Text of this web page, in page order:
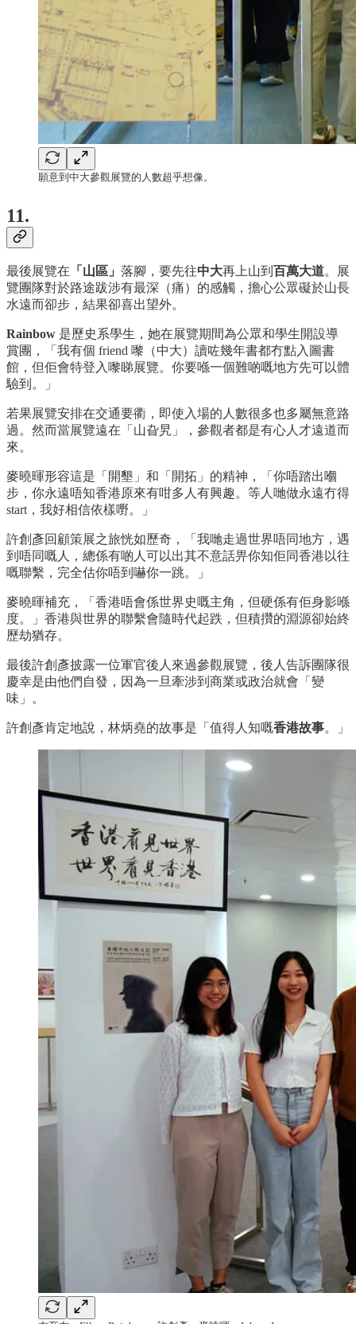
願意到中大參觀展覽的人數超乎想像。
11.
最後展覽在 「山區」 落腳，要先往中大再上山到 百萬大道。展
覽團隊對於路途跋涉有最深（痛）的感觸，擔心公眾礙於山長
水遠而卻步，結果卻喜出望外。
Rainbow 是歷史系學生，她在展覽期間為公眾和學生開設導
賞團，「我有個 friend 嚟（中大）讀咗幾年書都冇點入圖書
館，但佢會特登入嚟睇展覽。你要喺一個難啲嘅地方先可以體
驗到。」
若果展覽安排在交通要衢，即使入場的人數很多也多屬無意路
過。然而當展覽遠在「山旮旯」，參觀者都是有心人才遠道而
來。
麥曉暉形容這是「開墾」和「開拓」的精神，「你唔踏出嗰
步，你永遠唔知香港原來有咁多人有興趣。等人哋做永遠冇得
start，我好相信依樣嘢。」
許創彥回顧策展之旅恍如歷奇，「我哋走過世界唔同地方，遇
到唔同嘅人，總係有啲人可以出其不意話畀你知佢同香港以往
嘅聯繫，完全估你唔到嚇你一跳。」
麥曉暉補充，「香港唔會係世界史嘅主角，但硬係有佢身影喺
度。」香港與世界的聯繫會隨時代起跌，但積攢的淵源卻始終
歷劫猶存。
最後許創彥披露一位軍官後人來過參觀展覽，後人告訴團隊很
慶幸是由他們自發，因為一旦牽涉到商業或政治就會「變
味」。
許創彥肯定地說，林炳堯的故事是「值得人知嘅香港故事。」